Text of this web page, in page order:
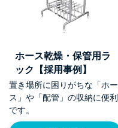
ホース乾燥・保管用ラ
ック【採用事例】
置き場所に困りがちな「ホー
ス」や「配管」の収納に便利
です。